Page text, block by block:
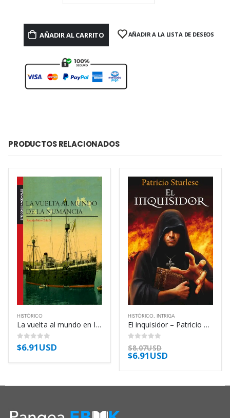
AÑADIR AL CARRITO AÑADIR A LA LISTA DE DESEOS
PRODUCTOS RELACIONADOS
HISTÓRICO
La vuelta al mundo en la «Numancia» – Benito Pérez Galdós
0out of 5
$6.91USD
HISTÓRICO, INTRIGA
El inquisidor – Patricio Sturlese
0out of 5
$8.07USD
$6.91USD